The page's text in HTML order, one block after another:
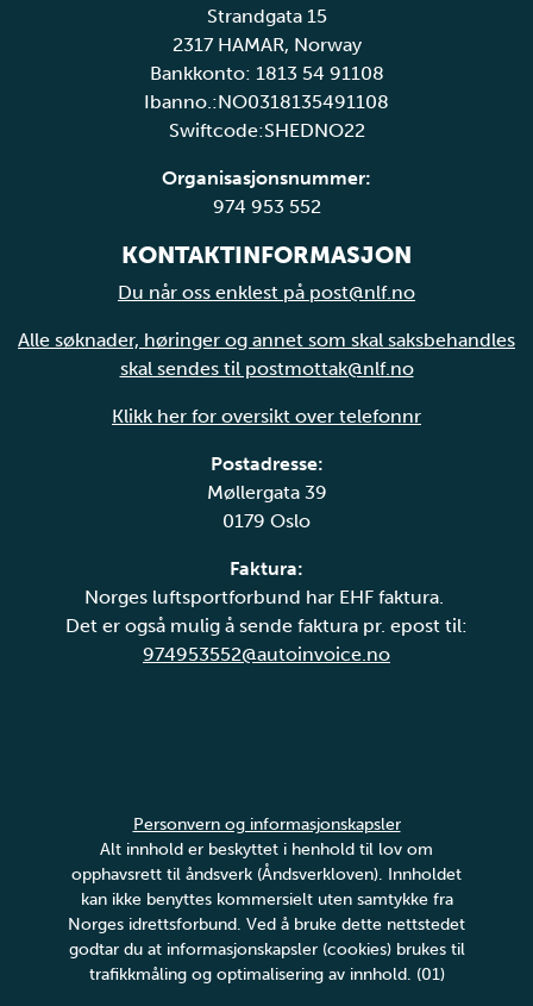
Strandgata 15
2317 HAMAR, Norway
Bankkonto: 1813 54 91108
Ibanno.:NO0318135491108
Swiftcode:SHEDNO22
Organisasjonsnummer:
974 953 552
KONTAKTINFORMASJON
Du når oss enklest på post@nlf.no
Alle søknader, høringer og annet som skal saksbehandles
skal sendes til postmottak@nlf.no
Klikk her for oversikt over telefonnr
Postadresse:
Møllergata 39
0179 Oslo
Faktura:
Norges luftsportforbund har EHF faktura.
Det er også mulig å sende faktura pr. epost til:
974953552@autoinvoice.no
Personvern og informasjonskapsler
Alt innhold er beskyttet i henhold til lov om
opphavsrett til åndsverk (Åndsverkloven). Innholdet
kan ikke benyttes kommersielt uten samtykke fra
Norges idrettsforbund. Ved å bruke dette nettstedet
godtar du at informasjonskapsler (cookies) brukes til
trafikkmåling og optimalisering av innhold. (01)